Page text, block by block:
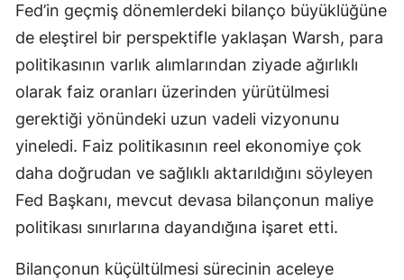
Fed’in geçmiş dönemlerdeki bilanço büyüklüğüne
de eleştirel bir perspektifle yaklaşan Warsh, para
politikasının varlık alımlarından ziyade ağırlıklı
olarak faiz oranları üzerinden yürütülmesi
gerektiği yönündeki uzun vadeli vizyonunu
yineledi. Faiz politikasının reel ekonomiye çok
daha doğrudan ve sağlıklı aktarıldığını söyleyen
Fed Başkanı, mevcut devasa bilançonun maliye
politikası sınırlarına dayandığına işaret etti.
Bilançonun küçültülmesi sürecinin aceleye